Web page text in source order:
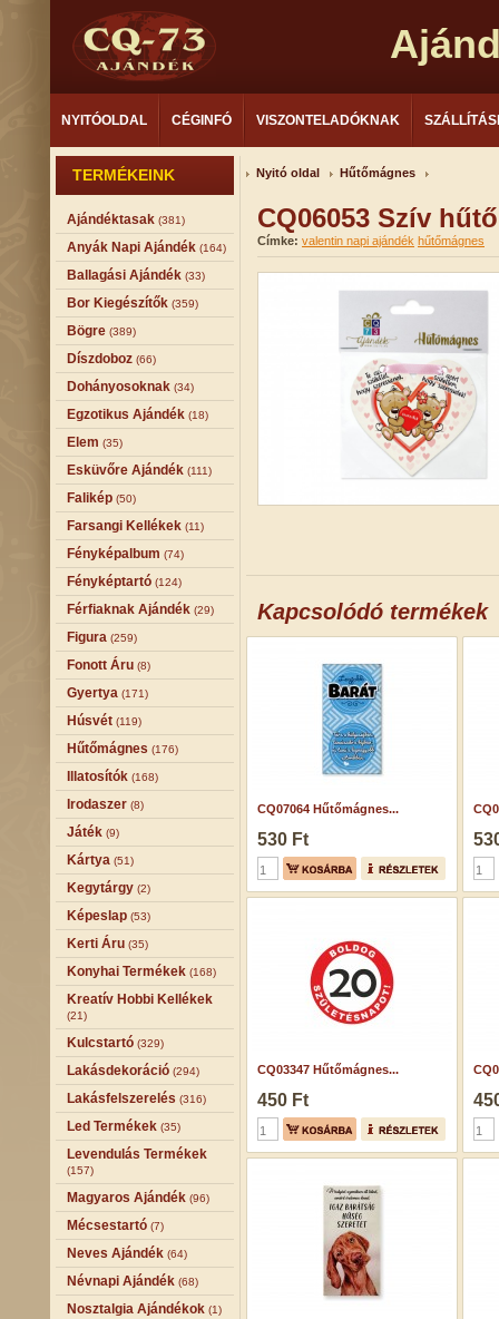
NYITÓOLDAL CÉGINFÓ VISZONTELADÓKNAK
TERMÉKEINK
Ajándéktasak (381)
Anyák Napi Ajándék (164)
Ballagási Ajándék (33)
Bor Kiegészítők (359)
Bögre (389)
Díszdoboz (66)
Dohányosoknak (34)
Egzotikus Ajándék (18)
Elem (35)
Esküvőre Ajándék (111)
Falikép (50)
Farsangi Kellékek (11)
Fényképalbum (74)
Fényképtartó (124)
Férfiaknak Ajándék (29)
Figura (259)
Fonott Áru (8)
Gyertya (171)
Húsvét (119)
Hűtőmágnes (176)
Illatosítók (168)
Irodaszer (8)
Játék (9)
Kártya (51)
Kegytárgy (2)
Képeslap (53)
Kerti Áru (35)
Konyhai Termékek (168)
Kreatív Hobbi Kellékek
(21)
Kulcstartó (329)
Lakásdekoráció (294)
Lakásfelszerelés (316)
Led Termékek (35)
Levendulás Termékek
(157)
Magyaros Ajándék (96)
Mécsestartó (7)
Neves Ajándék (64)
Névnapi Ajándék (68)
Nosztalgia Ajándékok (1)
Nyitó oldal Hűtőmágnes
CQ06053 Szív
Címke: valentin napi ajándék hűtőmágnes
Kapcsolódó termékek
CQ07064 Hűtőmágnes...
530 Ft
CQ03347 Hűtőmágnes...
450 Ft